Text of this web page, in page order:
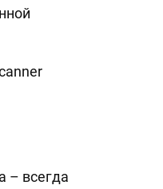
– всегда